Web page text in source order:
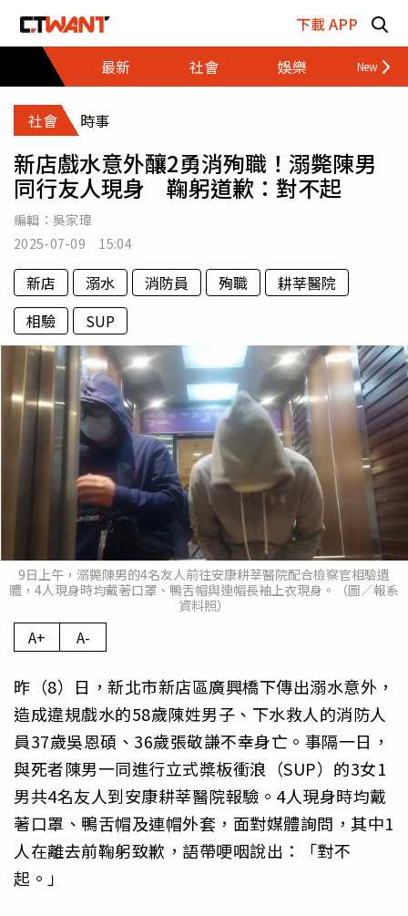
下載 APP
最新
社會 娛樂 財經
社會 時事
新店戲水意外釀2勇消殉職！溺斃陳男
同行友人現身 鞠躬道歉：對不起
編輯： 吳家瑋
2025-07-09 15:04
新店 溺水 消防員 殉職
耕莘醫院
相驗
SUP
9日上午，溺斃陳男的4名友人前往安康耕莘醫院配合檢察官相驗遺
體，4人現身時均戴著口罩、鴨舌帽與連帽長袖上衣現身。（圖／報系
資料照）
A+ A-
昨（8）日，新北市新店區廣興橋下傳出溺水意外，
造成違規戲水的58歲陳姓男子、下水救人的消防人
員37歲吳恩碩、36歲張敬謙不幸身亡。事隔一日，
與死者陳男一同進行立式槳板衝浪（SUP）的3女1
男共4名友人到安康耕莘醫院報驗。4人現身時均戴
著口罩、鴨舌帽及連帽外套，面對媒體詢問，其中1
人在離去前鞠躬致歉，語帶哽咽說出：「對不
起。」